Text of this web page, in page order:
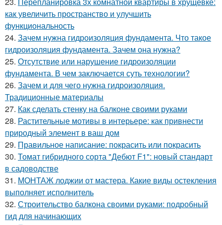
как увеличить пространство и улучшить
функциональность
24. Зачем нужна гидроизоляция фундамента. Что такое
гидроизоляция фундамента. Зачем она нужна?
25. Отсутствие или нарушение гидроизоляции
фундамента. В чем заключается суть технологии?
26. Зачем и для чего нужна гидроизоляция.
Традиционные материалы
27. Как сделать стенку на балконе своими руками
28. Растительные мотивы в интерьере: как привнести
природный элемент в ваш дом
29. Правильное написание: покрасить или покрасить
30. Томат гибридного сорта "Дебют F1": новый стандарт
в садоводстве
31. МОНТАЖ лоджии от мастера. Какие виды остекления
выполняет исполнитель
32. Строительство балкона своими руками: подробный
гид для начинающих